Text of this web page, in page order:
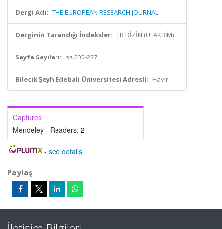
Dergi Adı: THE EUROPEAN RESEARCH JOURNAL
Derginin Tarandığı İndeksler: TR DİZİN (ULAKBİM)
Sayfa Sayıları: ss.235-237
Bilecik Şeyh Edebali Üniversitesi Adresli: Hayır
Captures
Mendeley - Readers: 2
- see details
Paylaş